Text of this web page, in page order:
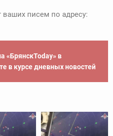
ваших писем по адресу:
«БрянскToday» в
в курсе дневных новостей